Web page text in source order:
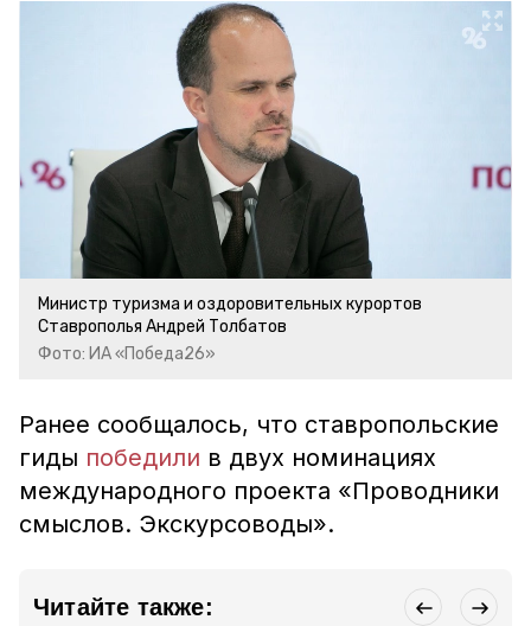
Министр туризма и оздоровительных курортов
Ставрополья Андрей Толбатов
Фото: ИА «Победа26»
Ранее сообщалось, что ставропольские
гиды победили в двух номинациях
международного проекта «Проводники
смыслов. Экскурсоводы».
Читайте также: